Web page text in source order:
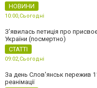
НОВИНИ
10:00,Сьогодні
З’явилась петиція про
України (посмертно)
СТАТТІ
09:02,Сьогодні
За день Слов'янськ пережив
реанімації